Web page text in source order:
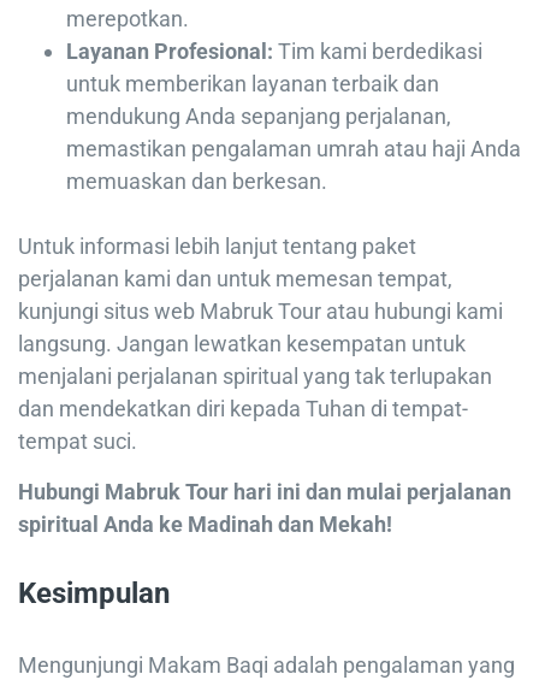
merepotkan.
Layanan Profesional: Tim kami berdedikasi
untuk memberikan layanan terbaik dan
mendukung Anda sepanjang perjalanan,
memastikan pengalaman umrah atau haji Anda
memuaskan dan berkesan.
Untuk informasi lebih lanjut tentang paket
perjalanan kami dan untuk memesan tempat,
kunjungi situs web Mabruk Tour atau hubungi kami
langsung. Jangan lewatkan kesempatan untuk
menjalani perjalanan spiritual yang tak terlupakan
dan mendekatkan diri kepada Tuhan di tempat-
tempat suci.
Hubungi Mabruk Tour hari ini dan mulai perjalanan
spiritual Anda ke Madinah dan Mekah!
Kesimpulan
Mengunjungi Makam Baqi adalah pengalaman yang